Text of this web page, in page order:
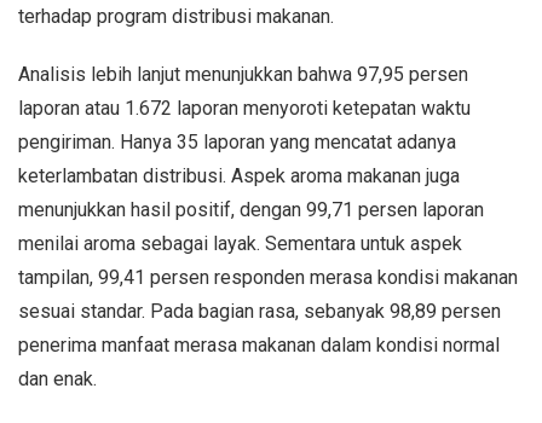
terhadap program distribusi makanan.
Analisis lebih lanjut menunjukkan bahwa 97,95 persen
laporan atau 1.672 laporan menyoroti ketepatan waktu
pengiriman. Hanya 35 laporan yang mencatat adanya
keterlambatan distribusi. Aspek aroma makanan juga
menunjukkan hasil positif, dengan 99,71 persen laporan
menilai aroma sebagai layak. Sementara untuk aspek
tampilan, 99,41 persen responden merasa kondisi makanan
sesuai standar. Pada bagian rasa, sebanyak 98,89 persen
penerima manfaat merasa makanan dalam kondisi normal
dan enak.